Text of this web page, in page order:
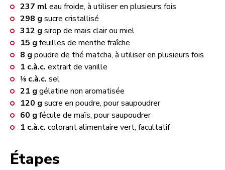
237 ml eau froide, à utiliser en plusieurs fois
298 g sucre cristallisé
312 g sirop de maïs clair ou miel
15 g feuilles de menthe fraîche
8 g poudre de thé matcha, à utiliser en plusieurs fois
1 c.à.c. extrait de vanille
⅛ c.à.c. sel
21 g gélatine non aromatisée
120 g sucre en poudre, pour saupoudrer
60 g fécule de maïs, pour saupoudrer
1 c.à.c. colorant alimentaire vert, facultatif
Étapes